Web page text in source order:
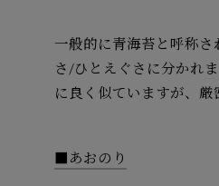
一般的に青海苔と呼称
さ/ひとえぐさに分かれ
に良く似ていますが、厳
■あおのり